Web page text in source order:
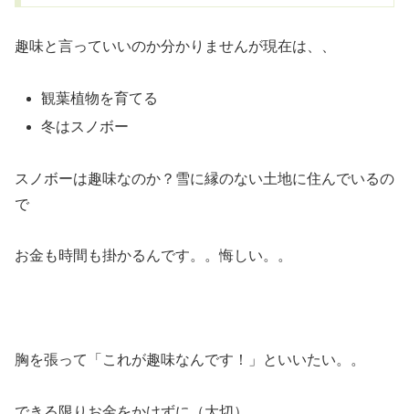
趣味と言っていいのか分かりませんが現在は、、
観葉植物を育てる
冬はスノボー
スノボーは趣味なのか？雪に縁のない土地に住んでいるの
で
お金も時間も掛かるんです。。悔しい。。
胸を張って「これが趣味なんです！」といいたい。。